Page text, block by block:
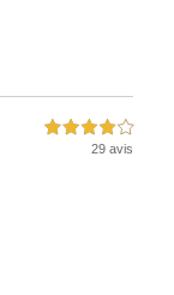
4,0 étoiles sur 5
29 avis